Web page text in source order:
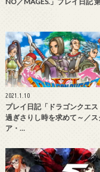
2021.1.10
プレイ日記「ドラゴンクエス
過ぎさりし時を求めて～／ス
ア・…